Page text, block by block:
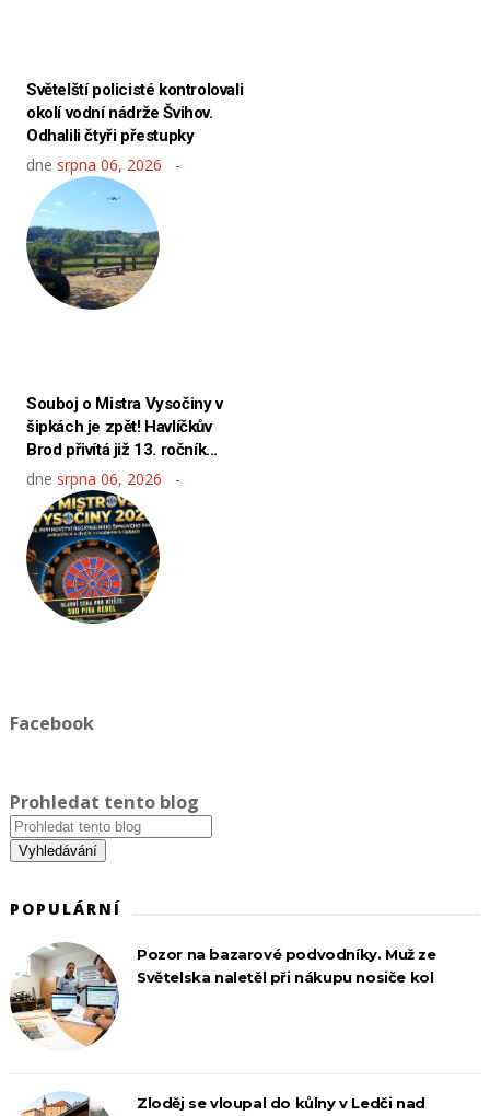
Světelští policisté kontrolovali
okolí vodní nádrže Švihov.
Odhalili čtyři přestupky
dne srpna 06, 2026
Souboj o Mistra Vysočiny v
šipkách je zpět! Havlíčkův
Brod přivítá již 13. ročník...
dne srpna 06, 2026
Facebook
Prohledat tento blog
POPULÁRNÍ
Pozor na bazarové podvodníky. Muž ze
Světelska naletěl při nákupu nosiče kol
Zloděj se vloupal do kůlny v Ledči nad